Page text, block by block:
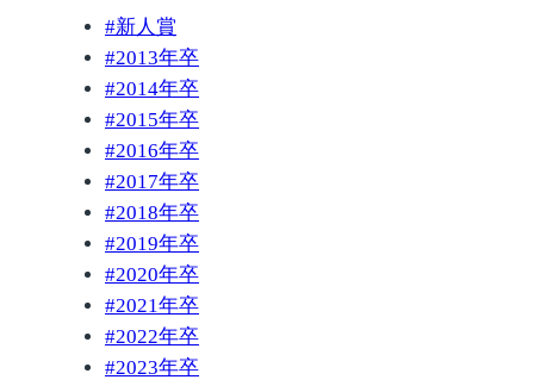
#新人賞
#2013年卒
#2014年卒
#2015年卒
#2016年卒
#2017年卒
#2018年卒
#2019年卒
#2020年卒
#2021年卒
#2022年卒
#2023年卒